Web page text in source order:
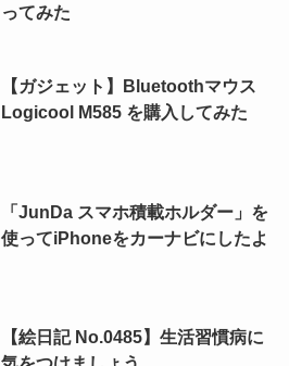
ってみた
【ガジェット】Bluetoothマウス
Logicool M585 を購入してみた
「JunDa スマホ積載ホルダー」を
使ってiPhoneをカーナビにしたよ
【絵日記 No.0485】生活習慣病に